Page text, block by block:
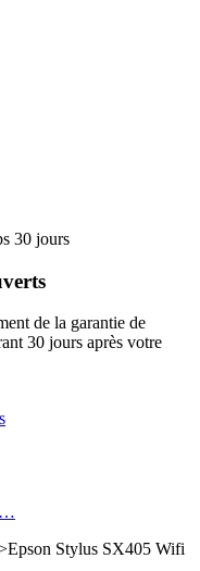
de la garantie de
30 jours après votre
Epson Stylus SX405 Wifi